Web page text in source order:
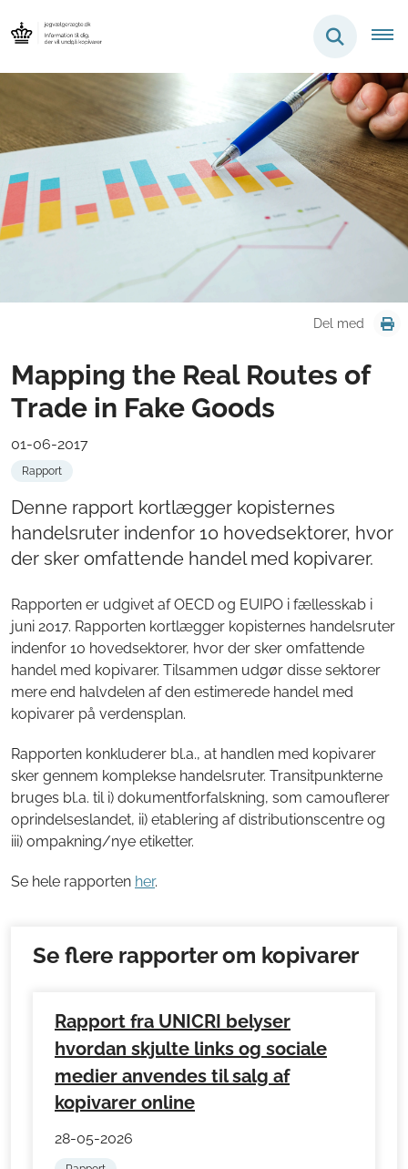
Del med
Mapping the Real Routes of
Trade in Fake Goods
01-06-2017
Rapport
Denne rapport kortlægger kopisternes
handelsruter indenfor 10 hovedsektorer, hvor
der sker omfattende handel med kopivarer.
Rapporten er udgivet af OECD og EUIPO i fællesskab i
juni 2017. Rapporten kortlægger kopisternes handelsruter
indenfor 10 hovedsektorer, hvor der sker omfattende
handel med kopivarer. Tilsammen udgør disse sektorer
mere end halvdelen af den estimerede handel med
kopivarer på verdensplan.
Rapporten konkluderer bl.a., at handlen med kopivarer
sker gennem komplekse handelsruter. Transitpunkterne
bruges bl.a. til i) dokumentforfalskning, som camouflerer
oprindelseslandet, ii) etablering af distributionscentre og
iii) ompakning/nye etiketter.
Se hele rapporten her.
Se flere rapporter om kopivarer
Rapport fra UNICRI belyser
hvordan skjulte links og sociale
medier anvendes til salg af
kopivarer online
28-05-2026